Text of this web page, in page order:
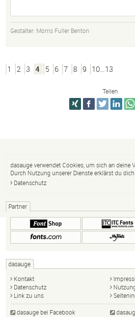
Gestalter: Morris Fuller Benton
1 2 3 4 5 6 7 8 9 10…13
Teilen
dasauge verwendet Cookies, um sich an deine
Durch Nutzung unserer Dienste erklärst du
Datenschutz
Partner
dasauge
Kontakt
Datenschutz
Link zu uns
dasauge bei Facebook